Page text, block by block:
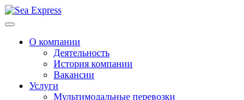
О компании
Деятельность
История компании
Вакансии
Услуги
Мультимодальные перевозки